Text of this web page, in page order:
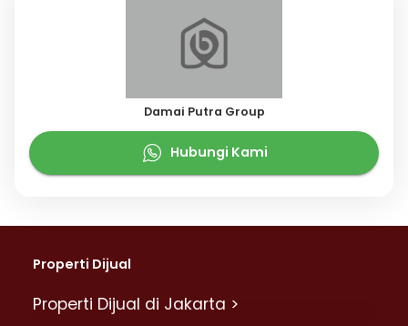
Damai Putra Group
Hubungi Kami
Properti Dijual
Properti Dijual di Jakarta >